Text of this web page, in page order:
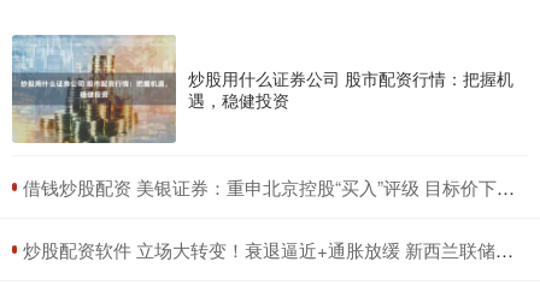
炒股用什么证券公司 股市配资行情：把握机
遇，稳健投资
​借钱炒股配资 美银证券：重申北京控股“买入”评级 目标价下调至32港元
​炒股配资软件 立场大转变！衰退逼近+通胀放缓 新西兰联储意外降息25基点